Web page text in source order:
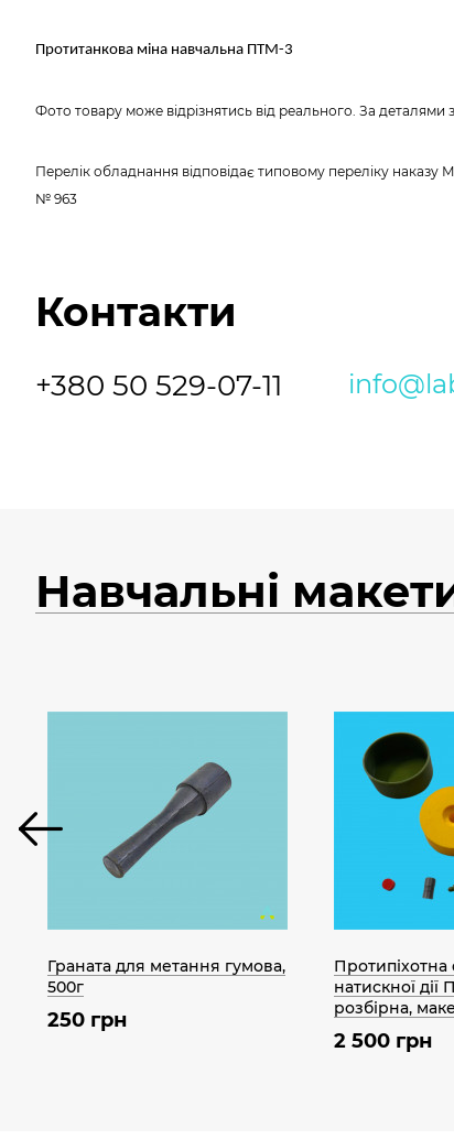
Протитанкова міна навчальна ПТМ-3
Фото товару може відрізнятись від реального. За деталями
Перелік обладнання відповідає типовому переліку наказу
№ 963
Контакти
+380 50 529-07-11
Навчальні
Граната для метання гумова,
500г
250 грн
Протипіхотна
натискної дії
розбірна,
2 500 грн